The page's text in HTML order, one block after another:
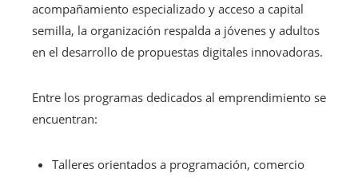
acompañamiento especializado y acceso a capital
semilla, la organización respalda a jóvenes y adultos
en el desarrollo de propuestas digitales innovadoras.
Entre los programas dedicados al emprendimiento se
encuentran:
Talleres orientados a programación, comercio